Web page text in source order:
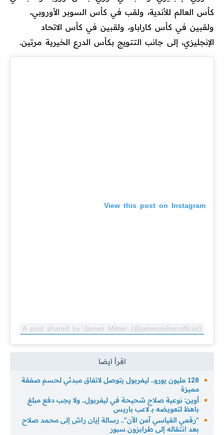
كأس العالم للأندية، ولقب في كأس السوبر الأوروبي،
ولقبين في كأس كاراباو، ولقبين في كأس الاتحاد
الإنجليزي، إلى جانب التتويج بكأس الدرع الخيرية مرتين.
View this post on Instagram
A post shared by James Milner (@jamesmilnerofficial)
128 مليون يورو.. ليفربول يتوصل لاتفاق مبدئي لحسم صفقة
مميزة
أوين: نوعية صلاح شحيحة في ليفربول.. ولا يجب دفع مبلغ
باهظ لتعويضه بـ لاعب باريس
"رقمي القياسي آمن الآن".. رسالة إيان راش إلى محمد صلاح
بعد انتقاله إلى طرابزون سبور